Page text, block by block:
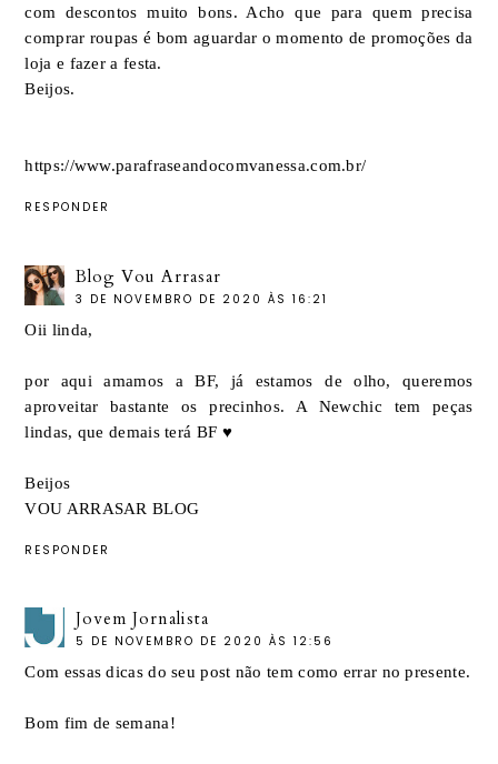
com descontos muito bons. Acho que para quem precisa
comprar roupas é bom aguardar o momento de promoções da
loja e fazer a festa.
Beijos.
https://www.parafraseandocomvanessa.com.br/
RESPONDER
Blog Vou Arrasar
3 DE NOVEMBRO DE 2020 ÀS 16:21
Oii linda,
por aqui amamos a BF, já estamos de olho, queremos
aproveitar bastante os precinhos. A Newchic tem peças
lindas, que demais terá BF ♥
Beijos
VOU ARRASAR BLOG
RESPONDER
Jovem Jornalista
5 DE NOVEMBRO DE 2020 ÀS 12:56
Com essas dicas do seu post não tem como errar no presente.
Bom fim de semana!